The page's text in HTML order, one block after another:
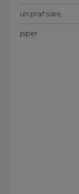
un praf sare,
piper